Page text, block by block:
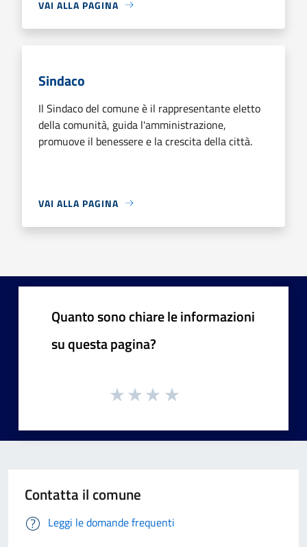
VAI ALLA PAGINA
Sindaco
Il Sindaco del comune è il rappresentante eletto
della comunità, guida l'amministrazione,
promuove il benessere e la crescita della città.
VAI ALLA PAGINA
Quanto sono chiare le informazioni
su questa pagina?
Contatta il comune
Leggi le domande frequenti